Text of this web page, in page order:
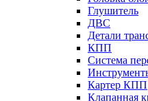
Глушитель
ДВС
Детали
КПП
Система
Картер КПП
Клапанная